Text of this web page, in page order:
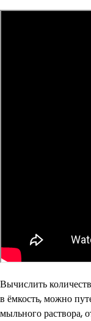
Вычислить
в ёмкость, можно
мыльного раствора,